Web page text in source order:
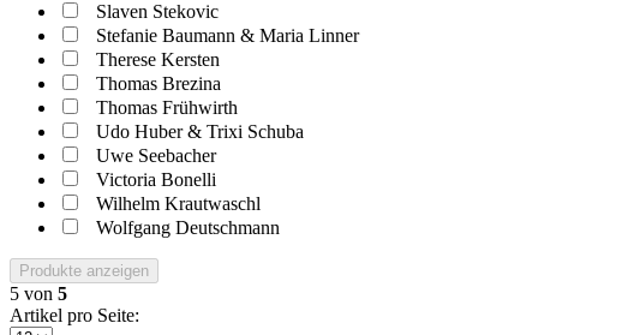
Slaven Stekovic
Stefanie Baumann & Maria Linner
Therese Kersten
Thomas Brezina
Thomas Frühwirth
Udo Huber & Trixi Schuba
Uwe Seebacher
Victoria Bonelli
Wilhelm Krautwaschl
Wolfgang Deutschmann
Produkte anzeigen
5 von 5
Artikel pro Seite: